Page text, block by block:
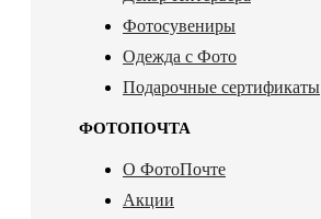
Фотосувениры
Одежда с Фото
Подарочные сертификаты
ФОТОПОЧТА
О ФотоПочте
Акции